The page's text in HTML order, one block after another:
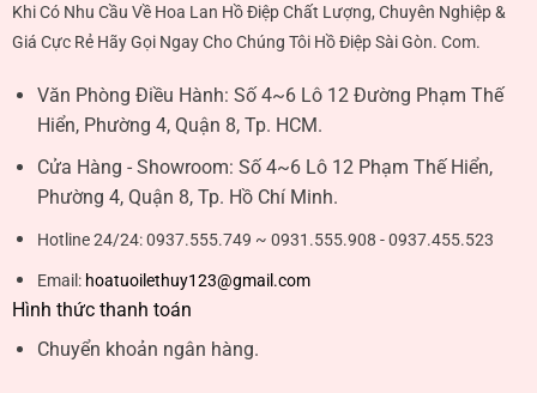
Khi Có Nhu Cầu Về Hoa Lan Hồ Điệp Chất Lượng, Chuyên Nghiệp &
Giá Cực Rẻ Hãy Gọi Ngay Cho Chúng Tôi Hồ Điệp Sài Gòn. Com.
Văn Phòng Điều Hành: Số 4~6 Lô 12 Đường Phạm Thế
Hiển, Phường 4, Quận 8, Tp. HCM.
Cửa Hàng - Showroom: Số 4~6 Lô 12 Phạm Thế Hiển,
Phường 4, Quận 8, Tp. Hồ Chí Minh.
Hotline 24/24:0937.555.749 ~ 0931.555.908 - 0937.455.523
Email: hoatuoilethuy123@gmail.com
Hình thức thanh toán
Chuyển khoản ngân hàng.